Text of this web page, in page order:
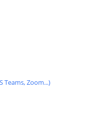
Teams, Zoom...)